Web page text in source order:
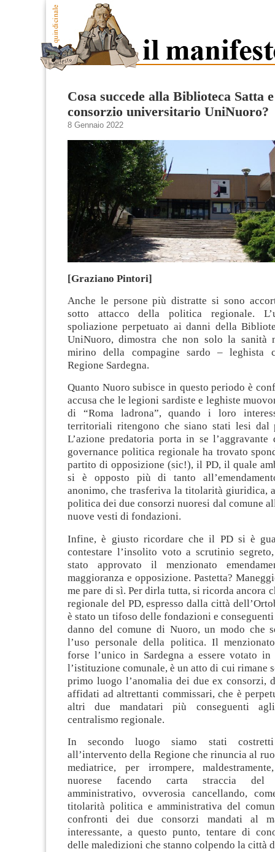
Cosa succede alla Biblioteca Satta
consorzio universitario UniNuoro?
8 Gennaio 2022
[Graziano Pintori]
Anche le persone più distratte si sono
sotto attacco della politica regionale.
spoliazione perpetuato ai danni della
UniNuoro, dimostra che non solo la sanità
mirino della compagine sardo – leghista
Regione Sardegna.
Quanto Nuoro subisce in questo periodo è
accusa che le legioni sardiste e leghiste
di “Roma ladrona”, quando i loro
territoriali ritengono che siano stati lesi dal
L’azione predatoria porta in se
governance politica regionale ha trovato
partito di opposizione (sic!), il PD, il quale
si è opposto più di tanto
anonimo, che trasferiva la titolarità giuridica,
politica dei due consorzi nuoresi dal comune
nuove vesti di fondazioni.
Infine, è giusto ricordare che il PD si è
contestare l’insolito voto a scrutinio
stato approvato il menzionato
maggioranza e opposizione. Pastetta?
me pare di sì. Per dirla tutta, si ricorda ancora
regionale del PD, espresso dalla città
è stato un tifoso delle fondazioni e
danno del comune di Nuoro, un modo che
l’uso personale della politica. Il menzionato
forse l’unico in Sardegna a essere votato in
l’istituzione comunale, è un atto di cui rimane
primo luogo l’anomalia dei due ex consorzi,
affidati ad altrettanti commissari, che è
altri due mandatari più conseguenti
centralismo regionale.
In secondo luogo siamo stati
all’intervento della Regione che rinuncia al
mediatrice, per irrompere,
nuorese facendo carta straccia del
amministrativo, ovverosia cancellando,
titolarità politica e amministrativa del
confronti dei due consorzi mandati al
interessante, a questo punto, tentare di
delle maledizioni che stanno colpendo la città